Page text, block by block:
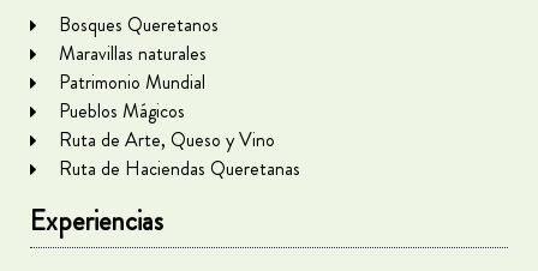
Bosques Queretanos
Maravillas naturales
Patrimonio Mundial
Pueblos Mágicos
Ruta de Arte, Queso y Vino
Ruta de Haciendas Queretanas
Experiencias